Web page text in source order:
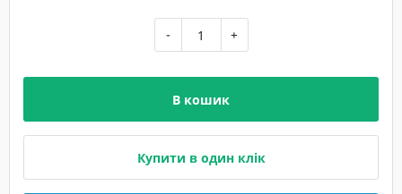
- +
В кошик
Купити в один клік